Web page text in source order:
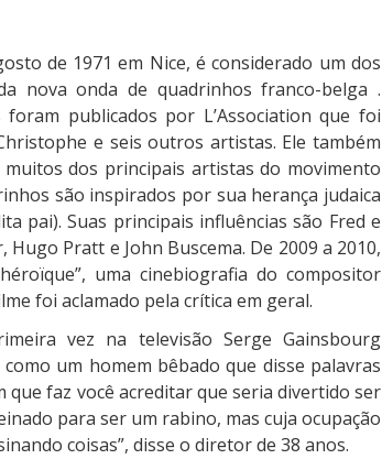
de 1971 em Nice, é considerado um dos
nova onda de quadrinhos franco-belga .
publicados por L’Association que foi
e seis outros artistas. Ele também
dos principais artistas do movimento
são inspirados por sua herança judaica
pai). Suas principais influências são Fred e
Pratt e John Buscema. De 2009 a 2010,
uma cinebiografia do compositor
foi aclamado pela crítica em geral.
vez na televisão Serge Gainsbourg
um homem bêbado que disse palavras
que faz você acreditar que seria divertido ser
para ser um rabino, mas cuja ocupação
coisas”, disse o diretor de 38 anos.